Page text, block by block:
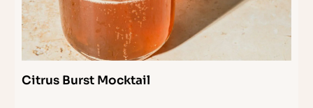
Citrus Burst Mocktail